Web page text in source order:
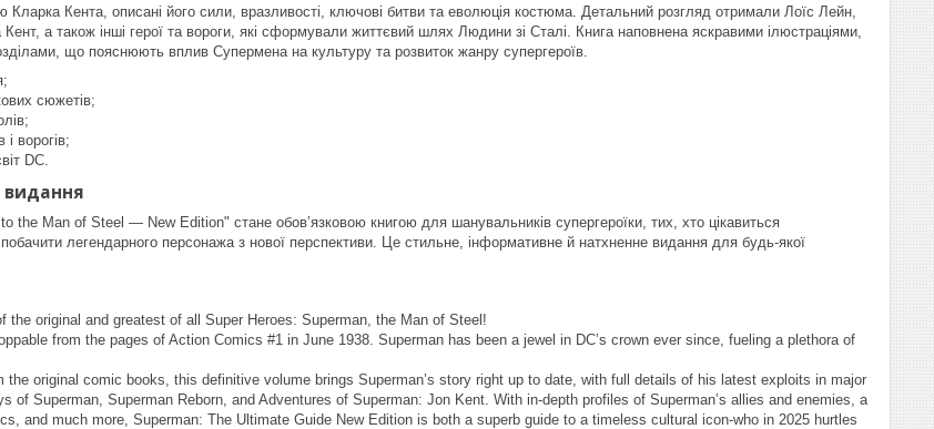
Кларка Кента, описані його сили, вразливості, ключові битви та еволюція костюма. Детальний розгляд отримали Лоїс Лейн,
а також інші герої та вороги, які сформували життєвий шлях Людини зі Сталі. Книга наповнена яскравими ілюстраціями,
що пояснюють вплив Супермена на культуру та розвиток жанру супергероїв.
сюжетів;
ворогів;
DC.
видання
the Man of Steel — New Edition" стане обов’язковою книгою для шанувальників супергероїки, тих, хто цікавиться
легендарного персонажа з нової перспективи. Це стильне, інформативне й натхненне видання для будь-якої
the original and greatest of all Super Heroes: Superman, the Man of Steel!
from the pages of Action Comics #1 in June 1938. Superman has been a jewel in DC’s crown ever since, fueling a plethora of
the original comic books, this definitive volume brings Superman’s story right up to date, with full details of his latest exploits in major
of Superman, Superman Reborn, and Adventures of Superman: Jon Kent. With in-depth profiles of Superman’s allies and enemies, a
and much more, Superman: The Ultimate Guide New Edition is both a superb guide to a timeless cultural icon-who in 2025 hurtles